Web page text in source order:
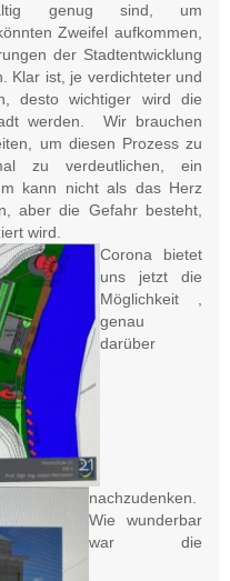
genug sind, um
Zweifel aufkommen,
der Stadtentwicklung
Klar ist, je verdichteter und
desto wichtiger wird die
werden. Wir brauchen
um diesen Prozess zu
zu verdeutlichen, ein
kann nicht als das Herz
aber die Gefahr besteht,
wird.
Corona bietet
uns jetzt die
Möglichkeit ,
genau
darüber
nachzudenken.
Wie wunderbar
war die